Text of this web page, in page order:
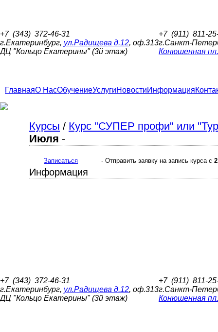
+7 (343) 372-46-31
г.Екатеринбург, ул.Радищева д.12, оф.313
ДЦ "Кольцо Екатерины" (3й этаж)
+7 (911) 811-
г.Санкт-
Конюшенная
ГлавнаяО НасОбучениеУслугиНовостиИнформация
Курсы / Курс "СУПЕР профи" или
Июля -
Записаться - Отправить заявку на запись курса с
Информация
+7 (343) 372-46-31
г.Екатеринбург, ул.Радищева д.12, оф.313
ДЦ "Кольцо Екатерины" (3й этаж)
+7 (911) 811-
г.Санкт-
Конюшенная